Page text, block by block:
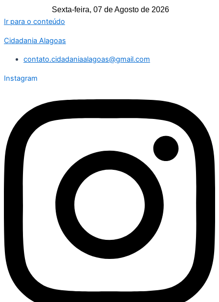
Sexta-feira, 07 de Agosto de 2026
Ir para o conteúdo
Cidadania Alagoas
contato.cidadaniaalagoas@gmail.com
Instagram